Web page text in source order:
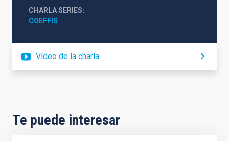
CHARLA SERIES
COEFFIS
Vídeo de la charla
Te puede interesar